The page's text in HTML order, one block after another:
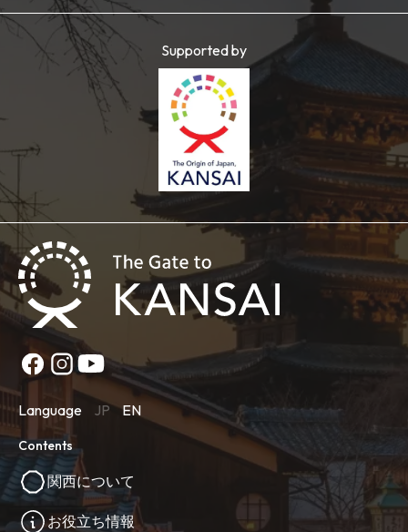
Supported by
Language JP EN
Contents
関西について
お役立ち情報